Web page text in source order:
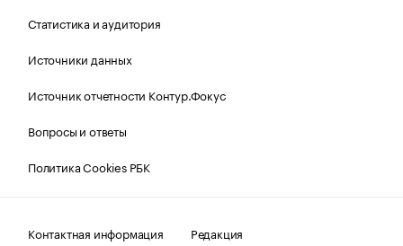
Статистика и аудитория
Источники данных
Источник отчетности Контур.Фокус
Вопросы и ответы
Политика Cookies РБК
Контактная информация
Редакция